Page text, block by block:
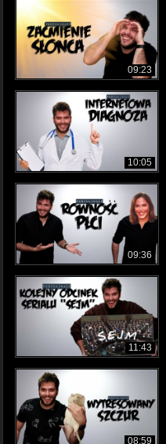
09:23
10:05
09:36
11:43
08:59